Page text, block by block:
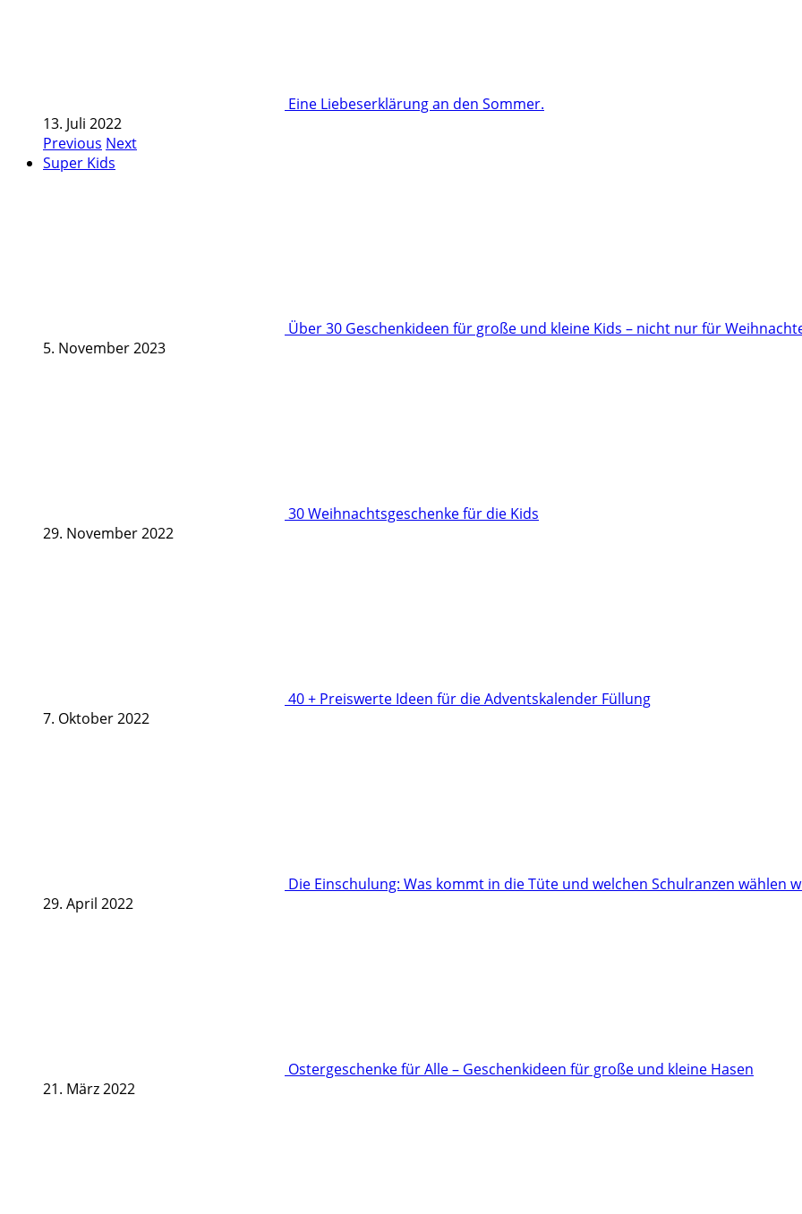
Eine Liebeserklärung an den Sommer.
13. Juli 2022
Previous Next
Super Kids
Über 30 Geschenkideen für große und kleine Kids – nicht nur für
5. November 2023
30 Weihnachtsgeschenke für die Kids
29. November 2022
40 + Preiswerte Ideen für die Adventskalender Füllung
7. Oktober 2022
Die Einschulung: Was kommt in die Tüte und welchen Schulranzen wählen
29. April 2022
Ostergeschenke für Alle – Geschenkideen für große und kleine Hasen
21. März 2022